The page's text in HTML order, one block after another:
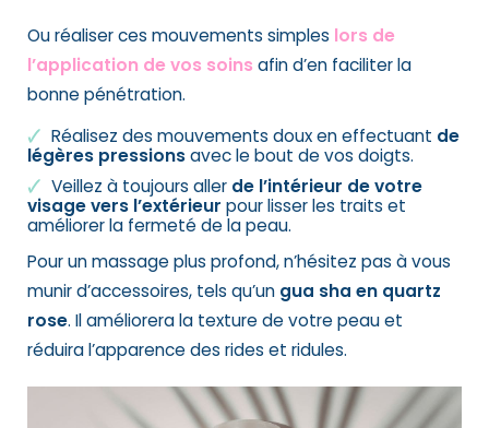
Ou réaliser ces mouvements simples lors de
l’application de vos soins afin d’en faciliter la
bonne pénétration.
Réalisez des mouvements doux en effectuant de
légères pressionsavec le bout de vos doigts.
Veillez à toujours aller de l’intérieur de votre
visage vers l’extérieur pour lisser les traits et
améliorer la fermeté de la peau.
Pour un massage plus profond, n’hésitez pas à vous
munir d’accessoires, tels qu’un gua sha en quartz
rose. Il améliorera la texture de votre peau et
réduira l’apparence des rides et ridules.